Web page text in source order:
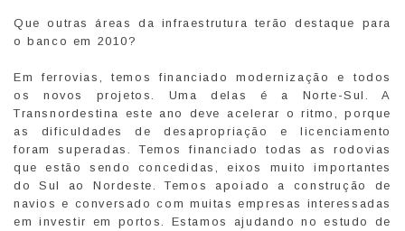
Que outras áreas da infraestrutura terão destaque para
o banco em 2010?
Em ferrovias, temos financiado modernização e todos
os novos projetos. Uma delas é a Norte-Sul. A
Transnordestina este ano deve acelerar o ritmo, porque
as dificuldades de desapropriação e licenciamento
foram superadas. Temos financiado todas as rodovias
que estão sendo concedidas, eixos muito importantes
do Sul ao Nordeste. Temos apoiado a construção de
navios e conversado com muitas empresas interessadas
em investir em portos. Estamos ajudando no estudo de